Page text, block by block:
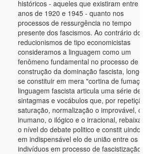
históricos - aqueles que existiram entre os
anos de 1920 e 1945 - quanto nos
processos de ressurgência no tempo
presente dos fascismos. Ao contrário dos
reducionismos de tipo economicistas
consideramos a linguagem como um
fenômeno fundamental no processo de
construção da dominação fascista, longe
se constituir em mera "cortina de
linguagem fascista articula uma série de
sintagmas e vocábulos que, por
saturação, normalização o improvável, o
inumano, o ilógico e o irracional,
o nível do debate politico e constit uindo-
em indispensável elo de união entre os
indivíduos em processo de fascistização.